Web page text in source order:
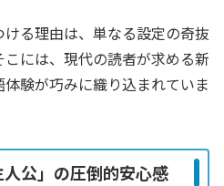
る理由は、単なる設定の奇抜
には、現代の読者が求める新
験が巧みに織り込まれていま
公」の圧倒的安心感